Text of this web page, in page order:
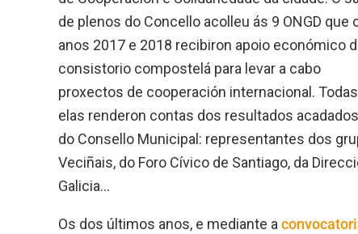
de plenos do Concello acolleu ás 9 ONGD que
anos 2017 e 2018 recibiron apoio económico
consistorio compostelá para levar a cabo
proxectos de cooperación internacional. Todas
elas renderon contas dos resultados
do Consello Municipal: representantes dos
Veciñais, do Foro Cívico de Santiago, da
Galicia…
Os dos últimos anos, e mediante a